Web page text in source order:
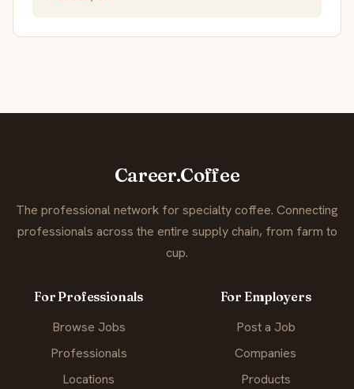
Career.Coffee
The professional network for specialty coffee. Connecting
professionals across the entire supply chain, from farm to
cup.
For Professionals
Browse Jobs
Professionals
Locations
For Employers
Post a Job
Companies
Products